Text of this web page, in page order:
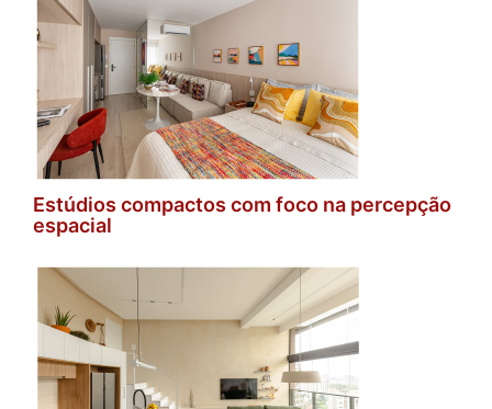
Estúdios compactos com foco na percepção
espacial